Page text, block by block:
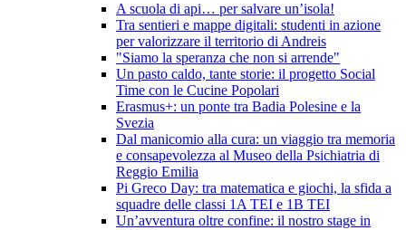
A scuola di api… per salvare un’isola!
Tra sentieri e mappe digitali: studenti in azione
per valorizzare il territorio di Andreis
"Siamo la speranza che non si arrende"
Un pasto caldo, tante storie: il progetto Social
Time con le Cucine Popolari
Erasmus+: un ponte tra Badia Polesine e la
Svezia
Dal manicomio alla cura: un viaggio tra memoria
e consapevolezza al Museo della Psichiatria di
Reggio Emilia
Pi Greco Day: tra matematica e giochi, la sfida a
squadre delle classi 1A TEI e 1B TEI
Un’avventura oltre confine: il nostro stage in